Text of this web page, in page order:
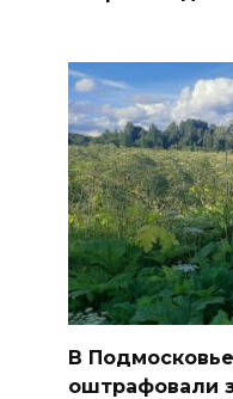
В
оштрафовали